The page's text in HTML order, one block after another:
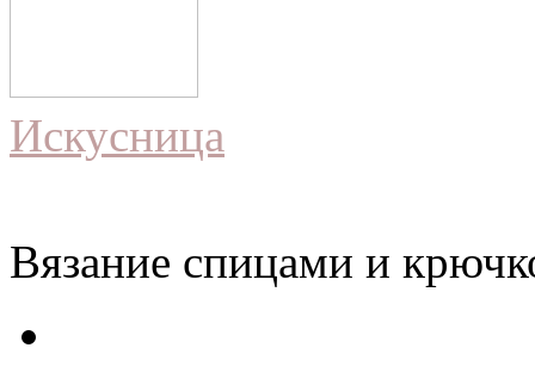
Искусница
Вязание спицами и